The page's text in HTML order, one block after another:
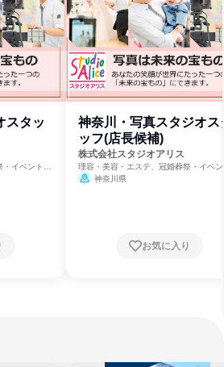
スタッ
イベント、
神奈川・写真スタジオス
ッフ(店長候補)
株式会社スタジオアリス
理容・美容・エステ、冠婚葬祭・イベ
保育・幼児教育
神奈川県
お気に入り